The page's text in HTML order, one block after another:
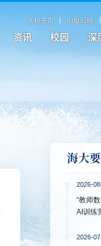
学校主页 旧版回顾
资讯 校园 深
海大
2026-
“教师
AI训练
2026-